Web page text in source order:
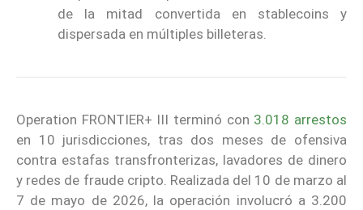
de la mitad convertida en stablecoins y
dispersada en múltiples billeteras.
Operation FRONTIER+ III terminó con 3.018 arrestos
en 10 jurisdicciones, tras dos meses de ofensiva
contra estafas transfronterizas, lavadores de dinero
y redes de fraude cripto. Realizada del 10 de marzo al
7 de mayo de 2026, la operación involucró a 3.200